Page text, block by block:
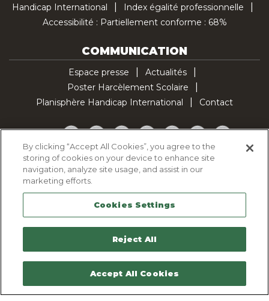
Handicap International
Index égalité professionnelle
Accessibilité : Partiellement conforme : 68%
COMMUNICATION
Espace presse
Actualités
Poster Harcèlement Scolaire
Planisphère Handicap International
Contact
Facebook
TwitterYouTubePinterestInstagramLinkedInTikTok
Politique d'utilisation des cookies
Politique de confidentialité
Mentions légales
Plan du site
Contactez-nous
By clicking “Accept All Cookies”, you agree to the
storing of cookies on your device to enhance site
navigation, analyze site usage, and assist in our
marketing efforts.
Cookies Settings
Reject All
Accept All Cookies